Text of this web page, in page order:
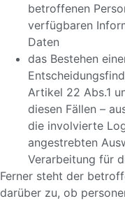
betroffenen
verfügbaren
Daten
das Bestehen
Artikel 22 Abs.1
diesen Fällen –
die involvierte
angestrebten
Verarbeitung für
Ferner steht der
darüber zu, ob